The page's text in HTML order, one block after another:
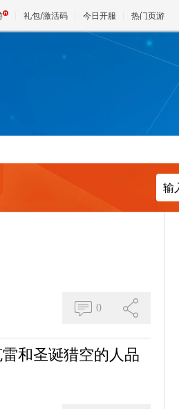
礼包/激活码 今日开服 热门页游
天堂
王权与自由
0
和圣诞猎空的人品